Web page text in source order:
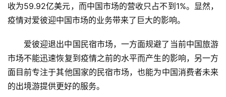
收为59.92亿美元，而中国市场的营收只占不到1%。显然，
疫情对爱彼迎中国市场的业务带来了巨大的影响。
爱彼迎退出中国民宿市场，一方面规避了当前中国旅游
市场不能迅速恢复到疫情之前的水平而产生的影响，另一方
面目前专注于其他国家的民宿市场，也能为中国消费者未来
的出境游提供更好的服务。